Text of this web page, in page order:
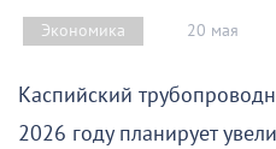
Экономика 20 мая
Каспийский
2026 году планирует